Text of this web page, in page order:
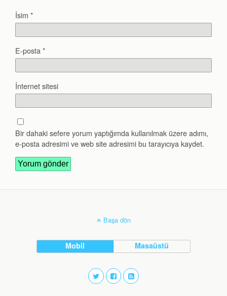
İsim *
E-posta *
İnternet sitesi
Bir dahaki sefere yorum yaptığımda kullanılmak üzere adımı,
e-posta adresimi ve web site adresimi bu tarayıcıya kaydet.
Başa dön
Mobil Masaüstü